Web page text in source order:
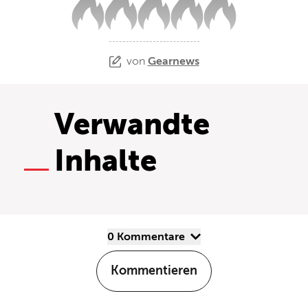
von Gearnews
Verwandte
Inhalte
0 Kommentare
Kommentieren